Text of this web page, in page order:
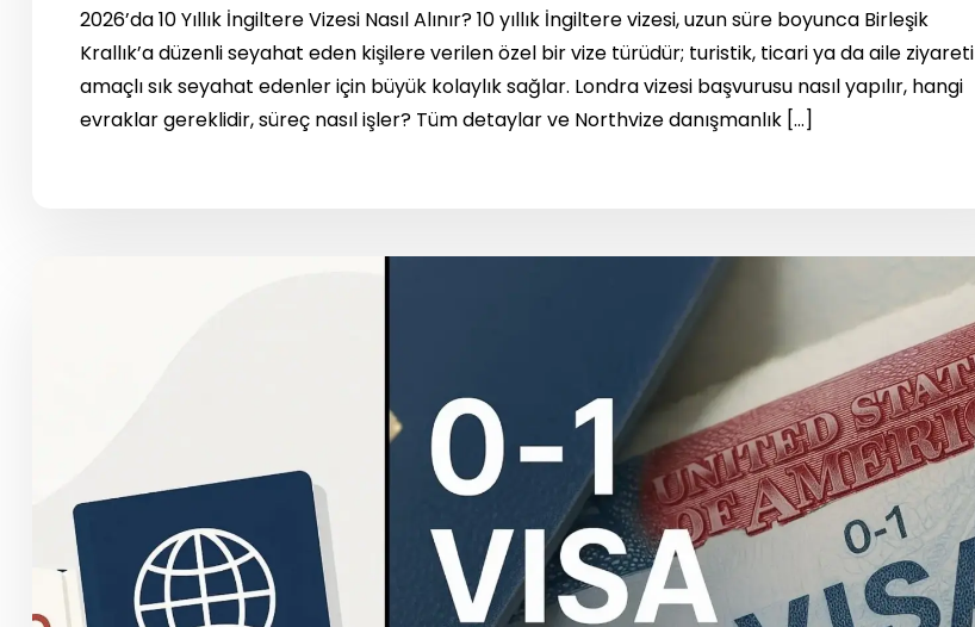
2026’da 10 Yıllık İngiltere Vizesi Nasıl Alınır? 10 yıllık İngiltere vizesi, uzun süre boyunca Birleşik
Krallık’a düzenli seyahat eden kişilere verilen özel bir vize türüdür; turistik, ticari ya da aile ziyareti
amaçlı sık seyahat edenler için büyük kolaylık sağlar. Londra vizesi başvurusu nasıl yapılır, hangi
evraklar gereklidir, süreç nasıl işler? Tüm detaylar ve Northvize danışmanlık […]